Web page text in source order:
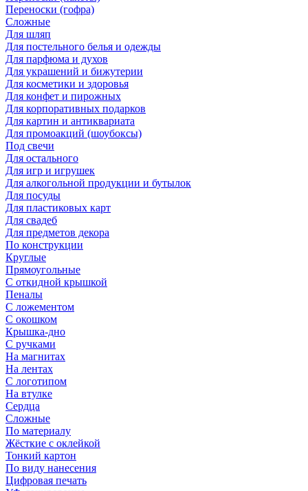
Переноски (гофра)
Сложные
Для шляп
Для постельного белья и одежды
Для парфюма и духов
Для украшений и бижутерии
Для косметики и здоровья
Для конфет и пирожных
Для корпоративных подарков
Для картин и антиквариата
Для промоакций (шоубоксы)
Под свечи
Для остального
Для игр и игрушек
Для алкогольной продукции и бутылок
Для посуды
Для пластиковых карт
Для свадеб
Для предметов декора
По конструкции
Круглые
Прямоугольные
С откидной крышкой
Пеналы
С ложементом
С окошком
Крышка-дно
С ручками
На магнитах
На лентах
С логотипом
На втулке
Сердца
Сложные
По материалу
Жёсткие с оклейкой
Тонкий картон
По виду нанесения
Цифровая печать